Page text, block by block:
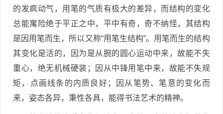
的发疯动气，用笔的气质有极大的差异，而结构的变化
总能寓险绝于平正之中，平中有奇，奇不纳怪，其结构
是因用笔而生，所以又称“用笔生结构”。用笔而生的结构
其变化是活的，因为是从腕的圆心运动中来，故能不失
重心，绝无机械硬装；因从中锋用笔中来，故能不失规
矩，点画线条的内质良好；因从笔势、笔意的变化而
来，姿态各异，秉性各具，能得书法艺术的精神。